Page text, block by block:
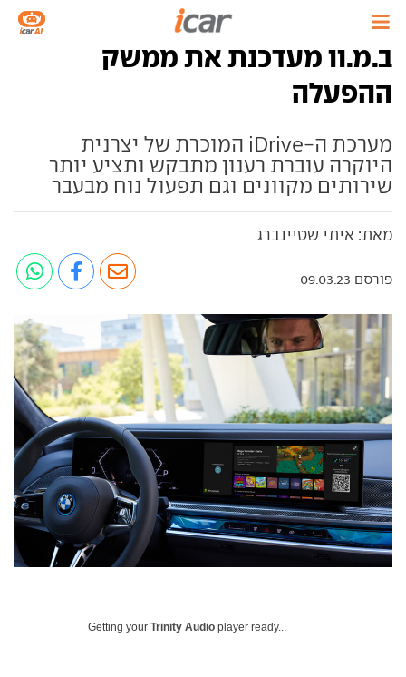
ב.מ.וו מעדכנת את ממשק
ההפעלה
מערכת ה-iDrive המוכרת של יצרנית
היוקרה עוברת רענון מתבקש ותציע יותר
שירותים מקוונים וגם תפעול נוח מבעבר
מאת: איתי שטיינברג
פורסם 09.03.23
Getting your Trinity Audio player ready...